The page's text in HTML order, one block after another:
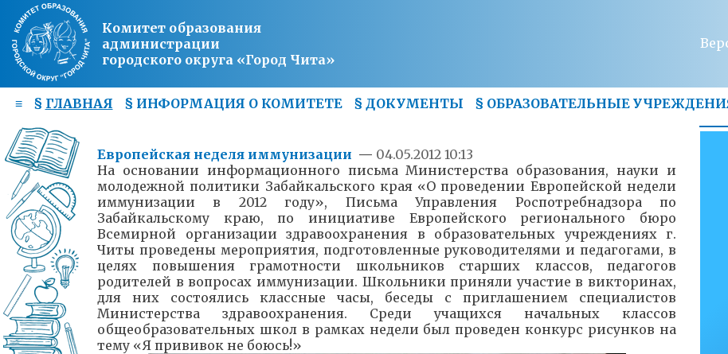
Комитет образования
администрации
городского округа «Город Чита»
≡ § ГЛАВНАЯ § ИНФОРМАЦИЯ О КОМИТЕТЕ § ДОКУМЕНТЫ § ОБРАЗОВАТЕЛЬНЫЕ
Европейская неделя иммунизации — 04.05.2012 10:13
На основании информационного письма Министерства образования, науки и
молодежной политики Забайкальского края «О проведении Европейской недели
иммунизации в 2012 году», Письма Управления Роспотребнадзора по
Забайкальскому краю, по инициативе Европейского регионального бюро
Всемирной организации здравоохранения в образовательных учреждениях г.
Читы проведены мероприятия, подготовленные руководителями и педагогами, в
целях повышения грамотности школьников старших классов, педагогов
родителей в вопросах иммунизации. Школьники приняли участие в викторинах,
для них состоялись классные часы, беседы с приглашением специалистов
Министерства здравоохранения. Среди учащихся начальных классов
общеобразовательных школ в рамках недели был проведен конкурс рисунков на
тему «Я прививок не боюсь!»